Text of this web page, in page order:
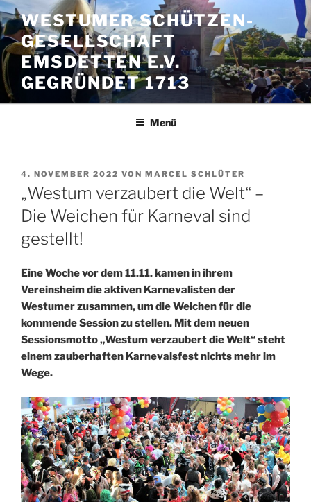
Zum
Inhalt
springen
WESTUMER SCHÜTZEN-
GESELLSCHAFT
EMSDETTEN E.V.
GEGRÜNDET 1713
Menü
VERÖFFENTLICHT
AM
4. NOVEMBER 2022 VON MARCEL SCHLÜTER
„Westum verzaubert die Welt“ –
Die Weichen für Karneval sind
gestellt!
Eine Woche vor dem 11.11. kamen in ihrem
Vereinsheim die aktiven Karnevalisten der
Westumer zusammen, um die Weichen für die
kommende Session zu stellen. Mit dem neuen
Sessionsmotto „Westum verzaubert die Welt“ steht
einem zauberhaften Karnevalsfest nichts mehr im
Wege.